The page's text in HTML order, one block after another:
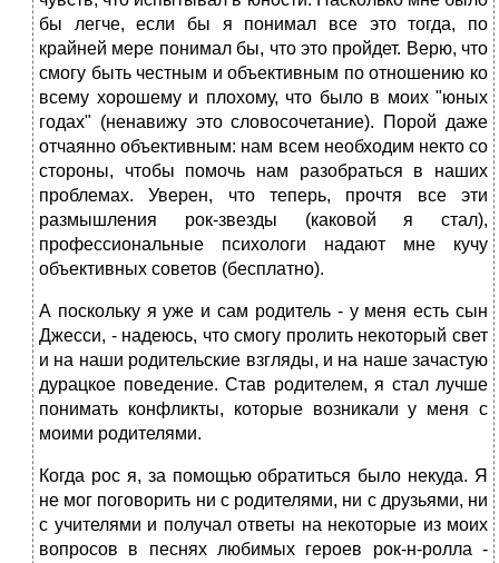
бы легче, если бы я понимал все это тогда, по
крайней мере понимал бы, что это пройдет. Верю, что
смогу быть честным и объективным по отношению ко
всему хорошему и плохому, что было в моих "юных
годах" (ненавижу это словосочетание). Порой даже
отчаянно объективным: нам всем необходим некто со
стороны, чтобы помочь нам разобраться в наших
проблемах. Уверен, что теперь, прочтя все эти
размышления рок-звезды (каковой я стал),
профессиональные психологи надают мне кучу
объективных советов (бесплатно).
А поскольку я уже и сам родитель - у меня есть сын
Джесси, - надеюсь, что смогу пролить некоторый свет
и на наши родительские взгляды, и на наше зачастую
дурацкое поведение. Став родителем, я стал лучше
понимать конфликты, которые возникали у меня с
моими родителями.
Когда рос я, за помощью обратиться было некуда. Я
не мог поговорить ни с родителями, ни с друзьями, ни
с учителями и получал ответы на некоторые из моих
вопросов в песнях любимых героев рок-н-ролла -